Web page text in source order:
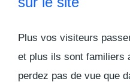
Plus vos visiteurs
et plus ils sont familiers
perdez pas de vue que